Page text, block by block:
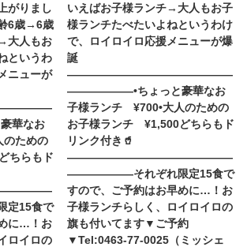
がりまし
6歳→6歳
大人もお
というわ
ニューが
華なお
ための
ちらもド
15食で
に…！お
ロイロの
いえばお子様ランチ→大人もお子
様ランチたべたいよね︎というわけ
で、ロイロイロ応援メニューが爆
誕
———————————————
——————•ちょっと豪華なお
子様ランチ ¥700•大人のための
お子様ランチ ¥1,500どちらもド
リンク付き🥤
———————————————
——————それぞれ限定15食で
すので、ご予約はお早めに…！お
子様ランチらしく、ロイロイロの
旗も付いてます▼ご予約
▼Tel:0463-77-0025（ミッシェ